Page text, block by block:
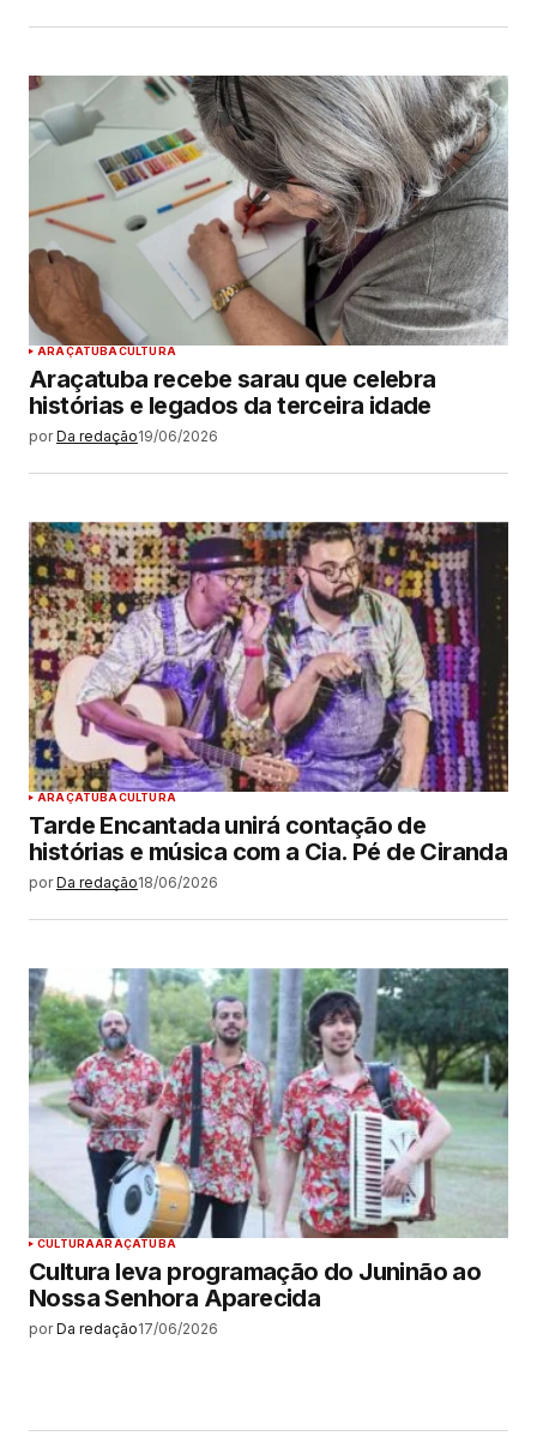
ARAÇATUBACULTURA
Araçatuba recebe sarau que celebra
histórias e legados da terceira idade
por Da redação19/06/2026
ARAÇATUBACULTURA
Tarde Encantada unirá contação de
histórias e música com a Cia. Pé de Ciranda
por Da redação18/06/2026
CULTURAARAÇATUBA
Cultura leva programação do Juninão ao
Nossa Senhora Aparecida
por Da redação17/06/2026